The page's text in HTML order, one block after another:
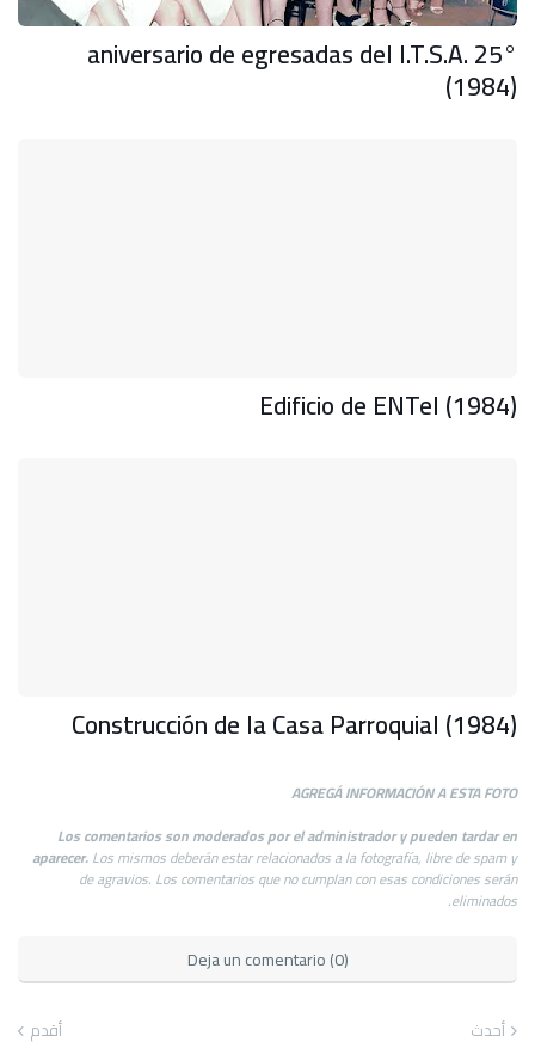
25° aniversario de egresadas del I.T.S.A.
(1984)
Edificio de ENTel (1984)
Construcción de la Casa Parroquial (1984)
AGREGÁ INFORMACIÓN A ESTA FOTO
Los comentarios son moderados por el administrador y pueden tardar en
aparecer.Los mismos deberán estar relacionados a la fotografía, libre de spam y
de agravios. Los comentarios que no cumplan con esas condiciones serán
eliminados.
Deja un comentario (0)
أحدث أقدم